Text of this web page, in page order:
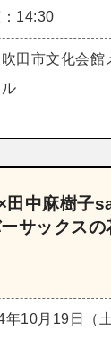
：14:30
吹田市文化会館
中麻樹子
サックスの
年10月19日（土